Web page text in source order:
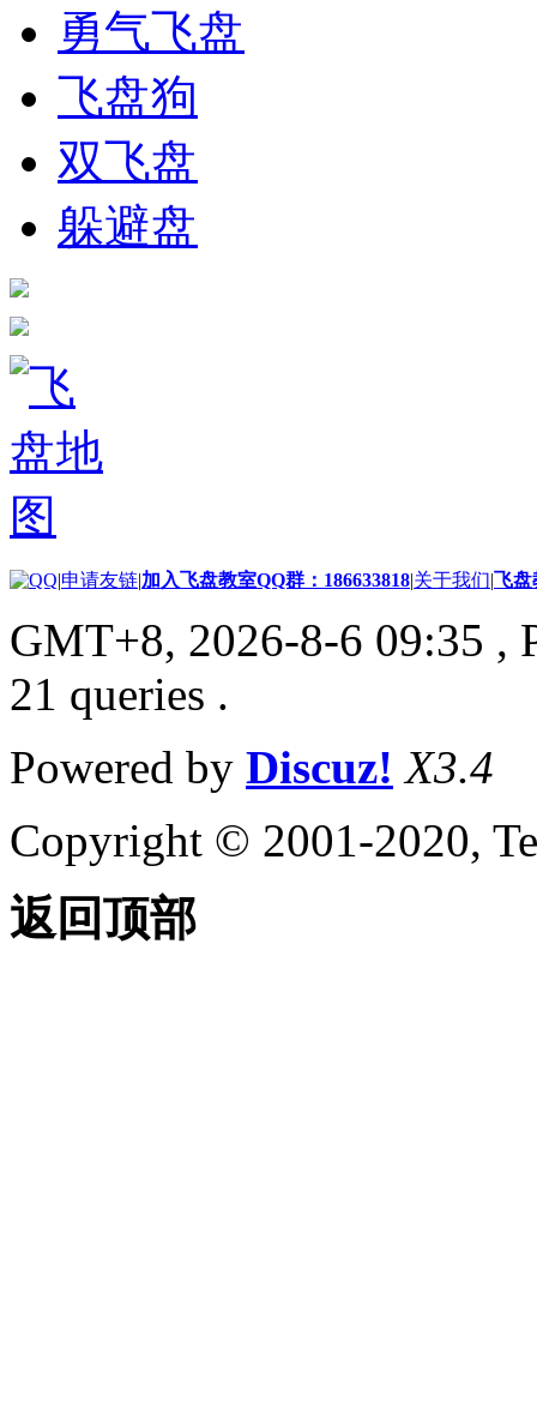
勇气飞盘
飞盘狗
双飞盘
躲避盘
|申请友链|加入飞盘教室QQ群：186633818|关于我们|飞盘
GMT+8, 2026-8-6 09:35 ,
21 queries .
Powered by Discuz! X3.4
Copyright © 2001-2020,
返回顶部